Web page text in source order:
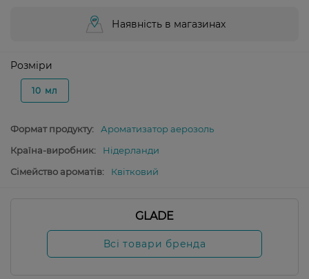
Наявність в магазинах
Розміри
10 мл
Формат продукту:
Ароматизатор аерозоль
Країна-виробник:
Нідерланди
Сімейство ароматів:
Квітковий
GLADE
Всі товари бренда